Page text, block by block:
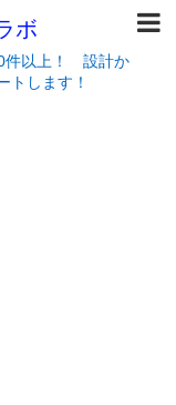
ボ
件以上！ 設計か
トします！